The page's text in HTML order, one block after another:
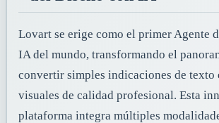
Lovart se erige como el primer Agente
IA del mundo, transformando el
convertir simples indicaciones de texto
visuales de calidad profesional. Esta
plataforma integra múltiples